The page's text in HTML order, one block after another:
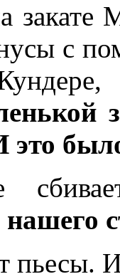
закате
с
это
пьесы.